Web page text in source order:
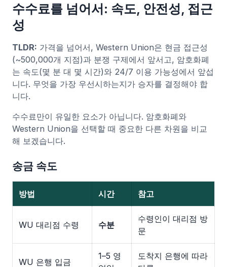
수수료를 넘어서: 속도, 안전성, 접근
성
TLDR: 가격을 넘어서, Western Union은 현금 접근성
(~500,000개 지점)과 분쟁 구제에서 앞서고, 암호화폐
는 속도(몇 분 대 몇 시간)와 24/7 이용 가능성에서 앞섭
니다. 무엇을 가장 우선시하는지가 승자를 결정해야 합
니다.
수수료만이 유일한 요소가 아닙니다. 암호화폐와
Western Union을 선택할 때 중요한 다른 차원을 비교
해 보겠습니다.
송금 속도
방법 시간 참고
WU 대리점 수령 수분
수령인이 대리점 방
문
WU 은행 입금
1–5 영
도착지 은행에 따라